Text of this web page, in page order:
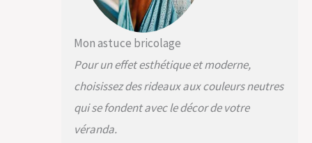
Mon astuce bricolage
Pour un effet esthétique et moderne,
choisissez des rideaux aux couleurs neutres
qui se fondent avec le décor de votre
véranda.